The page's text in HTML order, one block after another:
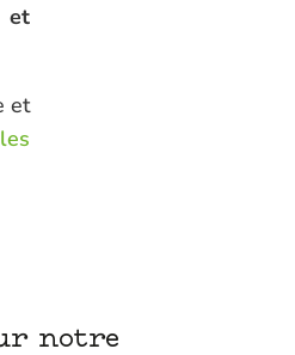
et
et
notre